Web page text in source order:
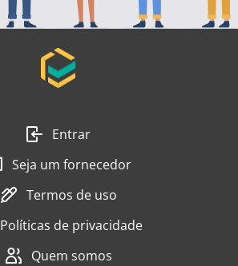
Entrar
Seja um fornecedor
Termos de uso
Políticas de privacidade
Quem somos